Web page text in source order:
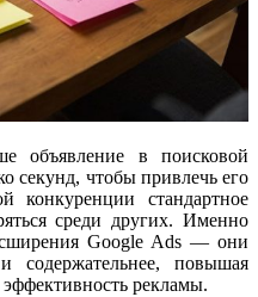
объявление в поисковой
секунд, чтобы привлечь его
конкуренции стандартное
среди других. Именно
Google Ads — они
содержательнее, повышая
рекламы.